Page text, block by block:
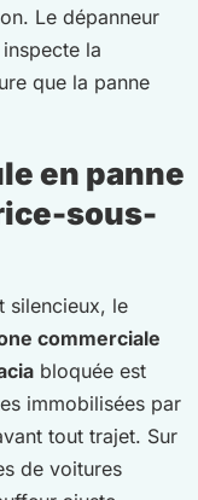
Le dépanneur
la
que la panne
en panne
sous-
silencieux, le
commerciale
bloquée est
immobilisées par
tout trajet. Sur
de voitures